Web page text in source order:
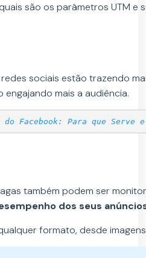
são os parâmetros UTM
sociais estão trazendo
mais a audiência.
Facebook: Para que Serve
também podem ser
dos seus
formato, desde